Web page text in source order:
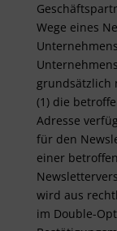
Wege eines
grundsätzlich
(1) die
Adresse
für den
einer
wird aus
im Double-